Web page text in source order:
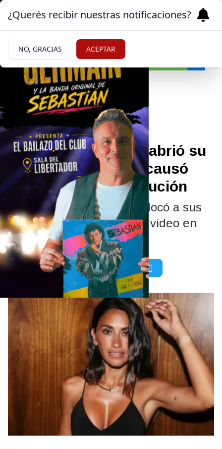
Farándula
REDES | 07/07/2026
Antonela Roccuzzo abrió su
cuenta de TikTok y causó
una verdadera revolución
Antonela Roccuzzo descolocó a sus
seguidores con su primer video en
Tik Tok
¿Querés recibir nuestras notificaciones?
NO, GRACIAS ACEPTAR